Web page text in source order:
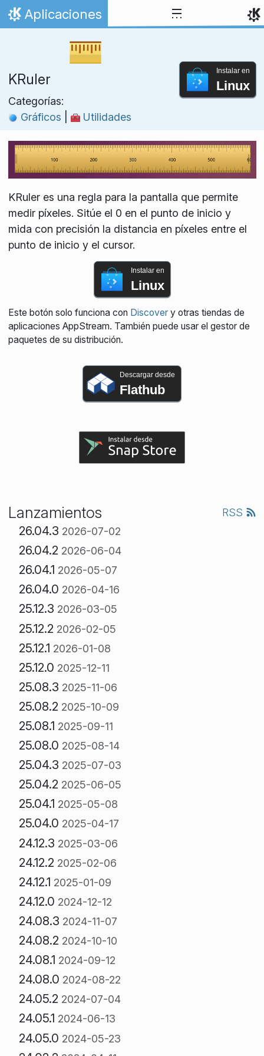
Ir al contenido
Inicio
Aplicaciones
KRuler
Categorías:
Gráficos
Utilidades
Instalar en
Linux
KRuler es una regla para la pantalla que permite
medir píxeles. Sitúe el 0 en el punto de inicio y
mida con precisión la distancia en píxeles entre el
punto de inicio y el cursor.
Instalar en
Linux
Este botón solo funciona con Discovery otras tiendas de
aplicaciones AppStream. También puede usar el gestor de
paquetes de su distribución.
Descargar desde
Flathub
Lanzamientos RSS
26.04.3 2026-07-02
26.04.2 2026-06-04
26.04.1 2026-05-07
26.04.0 2026-04-16
25.12.3 2026-03-05
25.12.2 2026-02-05
25.12.1 2026-01-08
25.12.0 2025-12-11
25.08.3 2025-11-06
25.08.2 2025-10-09
25.08.1 2025-09-11
25.08.0 2025-08-14
25.04.3 2025-07-03
25.04.2 2025-06-05
25.04.1 2025-05-08
25.04.0 2025-04-17
24.12.3 2025-03-06
24.12.2 2025-02-06
24.12.1 2025-01-09
24.12.0 2024-12-12
24.08.3 2024-11-07
24.08.2 2024-10-10
24.08.1 2024-09-12
24.08.0 2024-08-22
24.05.2 2024-07-04
24.05.1 2024-06-13
24.05.0 2024-05-23